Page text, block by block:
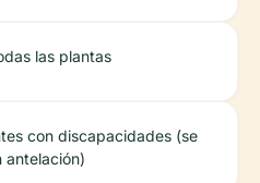
las plantas
con discapacidades (se
antelación)